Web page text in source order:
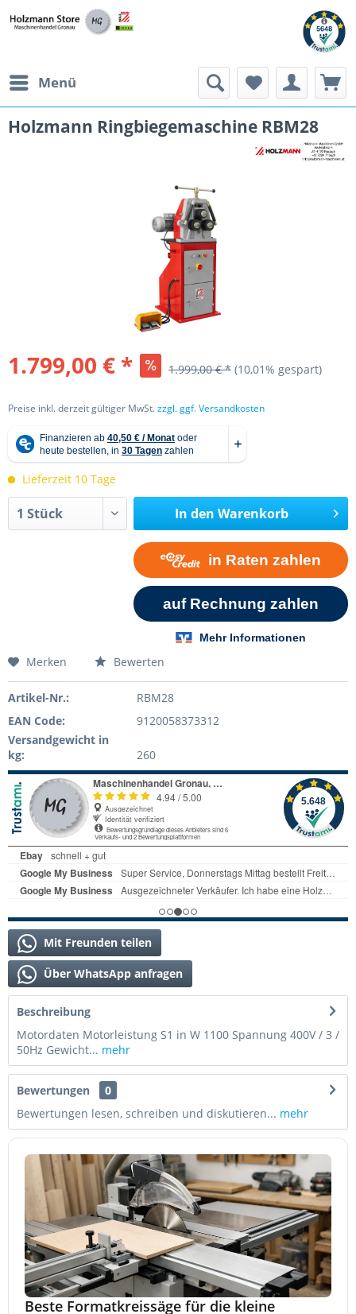
Menü
Holzmann Ringbiegemaschine RBM28
1.799,00 € * 1.999,00 € * (10,01% gespart)
Preise inkl. derzeit gültiger MwSt.zzgl. ggf. Versandkosten
Lieferzeit 10 Tage
In den Warenkorb
Merken Bewerten
Artikel-Nr.:
RBM28
EAN Code:
9120058373312
Versandgewicht in
kg:
260
Mit Freunden teilen
Über WhatsApp anfragen
Beschreibung
Motordaten Motorleistung S1 in W 1100 Spannung 400V / 3 /
50Hz Gewicht... mehr
Bewertungen
0
Bewertungen lesen, schreiben und diskutieren... mehr
Beste Formatkreissäge für die kleine